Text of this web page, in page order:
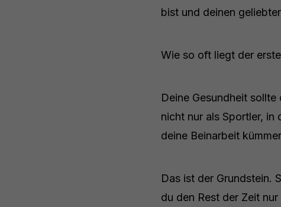
bist und deinen
Wie so oft liegt der
Deine Gesundheit
nicht nur als Sportler, in
deine Beinarbeit
Das ist der Grundstein.
du den Rest der Zeit